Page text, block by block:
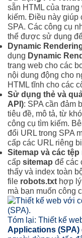
sẵn HTML của
kiếm. Điều này giúp
SPA. Các công cụ
thể được sử dụng
Dynamic
dụng Dynamic
trang web cho các
nội dung động cho
HTML tĩnh cho các
Sử dụng thẻ và
API): SPA cần đảm
tiêu đề, mô tả, từ
công cụ tìm kiếm.
đổi URL trong SPA
cấp các URL riêng
Sitemap và các
cấp sitemap để các
thấy và index toàn
file robots.txt hợp
mà bạn muốn công
Tóm lại: Thiết kế
Applications (SPA)